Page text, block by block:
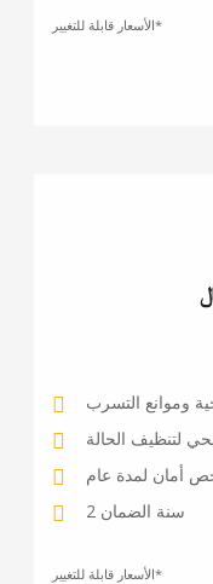
الأسعار قابلة للتغيير*
وموانع التسرب
لتنظيف الحالة
أمان لمدة عام
2 سنة الضمان
الأسعار قابلة للتغيير*